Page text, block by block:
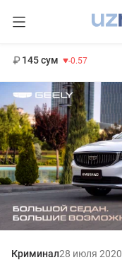
145 сум -0.57
Криминал28 июля 2020